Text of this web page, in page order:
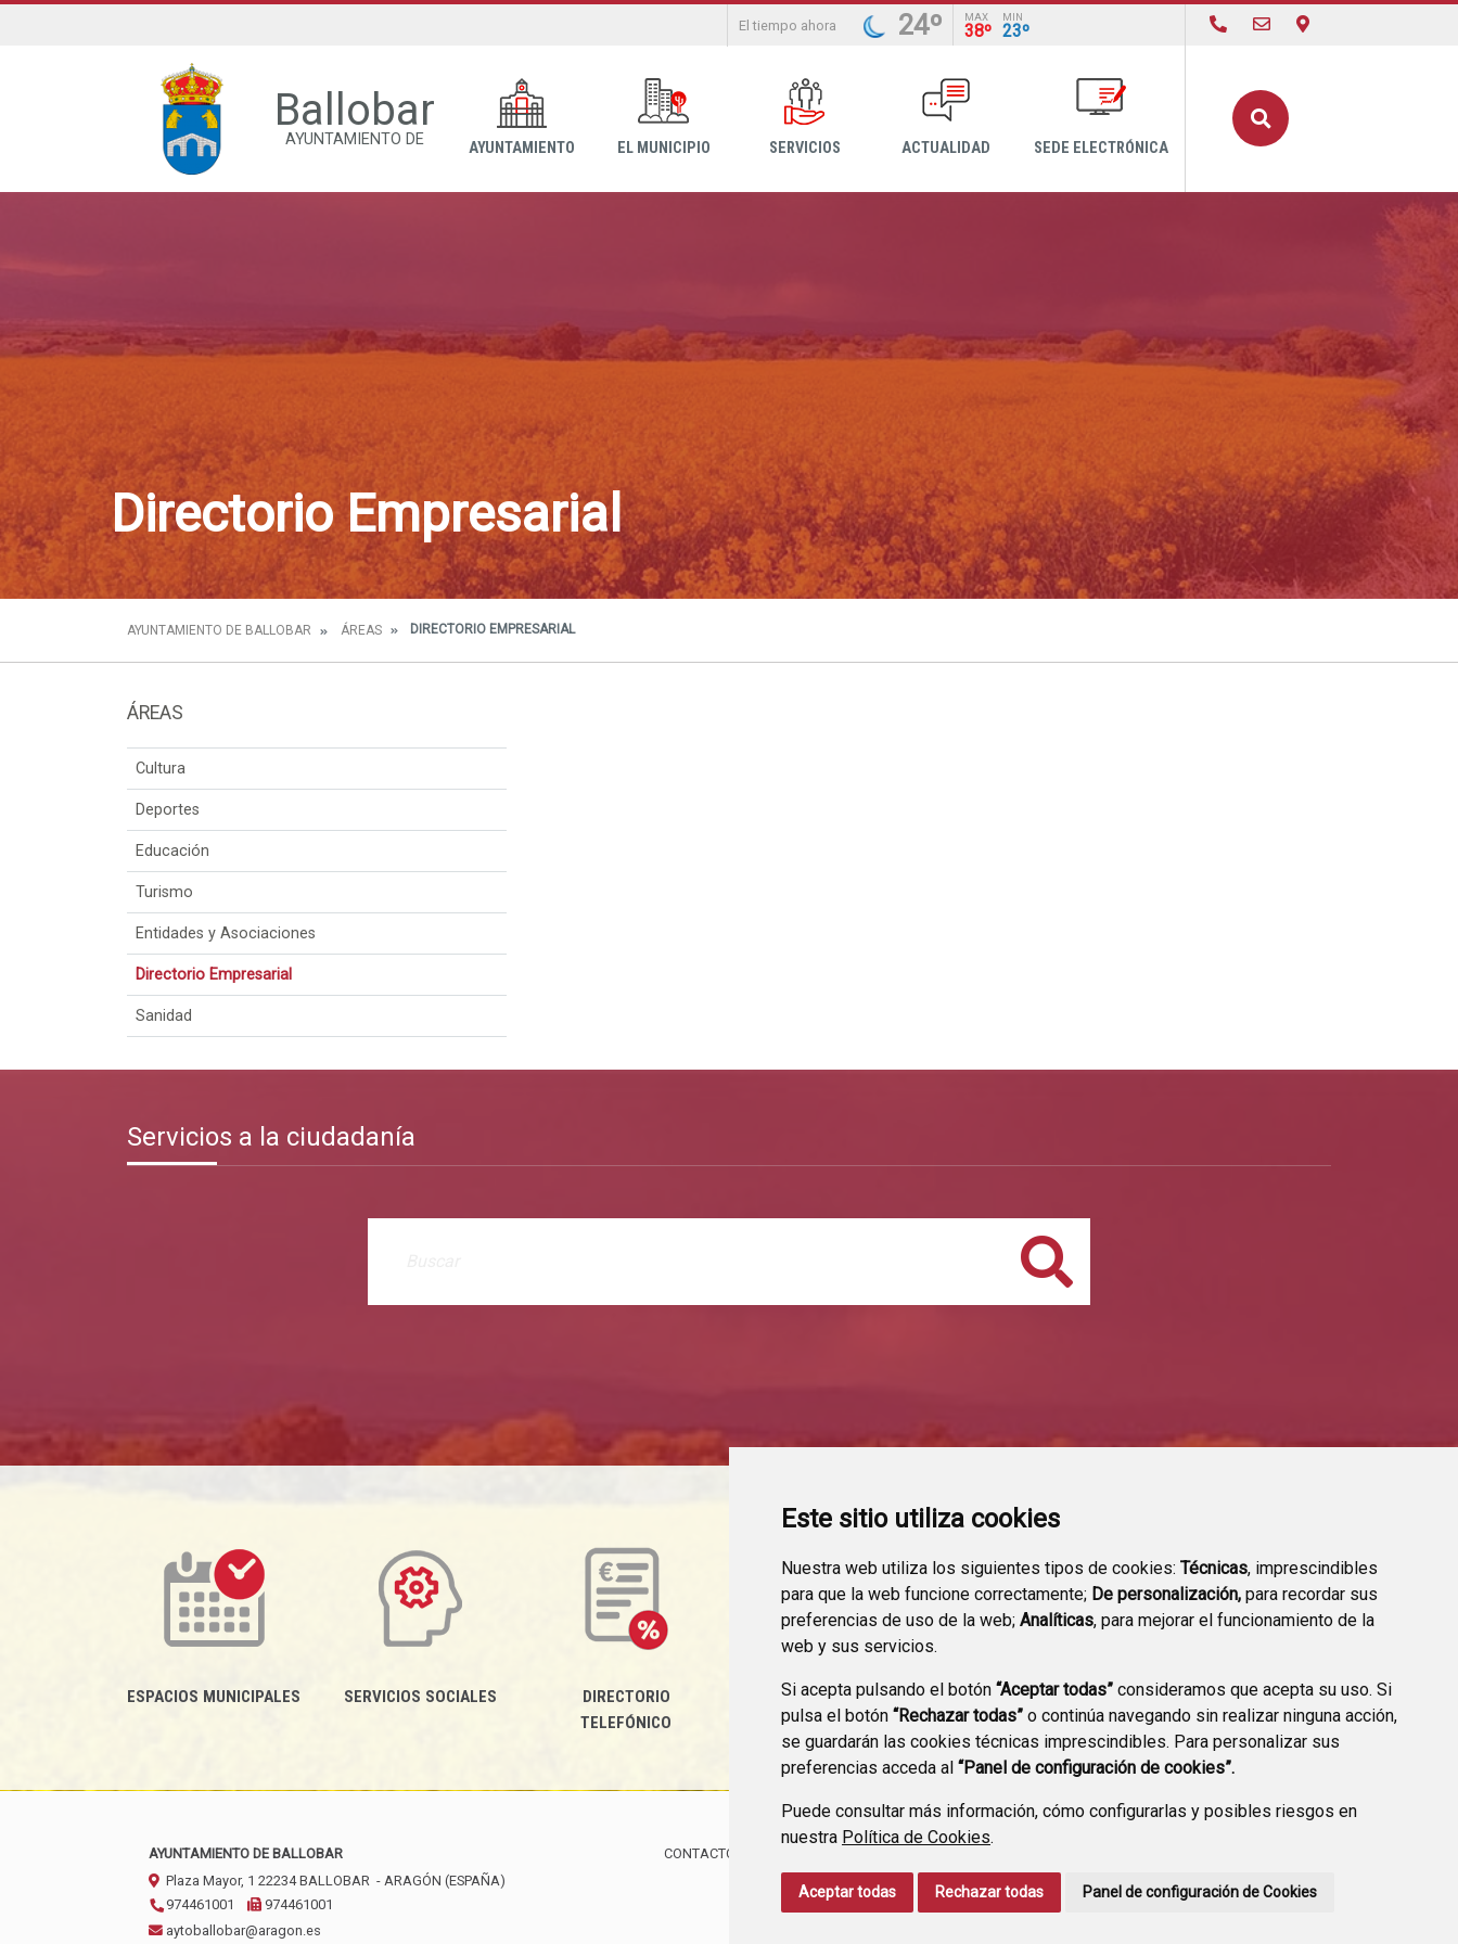
Este sitio utiliza cookies
Nuestra web utiliza los siguientes tipos de cookies: Técnicas, imprescindibles
para que la web funcione correctamente; De personalización, para recordar sus
preferencias de uso de la web; Analíticas, para mejorar el funcionamiento de la
web y sus servicios.
Si acepta pulsando el botón “Aceptar todas” consideramos que acepta su uso. Si
pulsa el botón “Rechazar todas” o continúa navegando sin realizar ninguna acción,
se guardarán las cookies técnicas imprescindibles. Para personalizar sus
preferencias acceda al “Panel de configuración de cookies”.
Puede consultar más información, cómo configurarlas y posibles riesgos en
nuestra Política de Cookies.
Aceptar todas Rechazar todas Panel de configuración de Cookies
El tiempo ahora 24º MAX
38º
MIN
23º
Ballobar
AYUNTAMIENTO DE AYUNTAMIENTO EL MUNICIPIO SERVICIOS ACTUALIDAD SEDE ELECTRÓNICA
Directorio Empresarial
AYUNTAMIENTO DE BALLOBAR ÁREAS DIRECTORIO EMPRESARIAL
ÁREAS
Cultura
Deportes
Educación
Turismo
Entidades y Asociaciones
Directorio Empresarial
Sanidad
Servicios a la ciudadanía
Buscar
ESPACIOS MUNICIPALES SERVICIOS SOCIALES
DIRECTORIO
TELEFÓNICO
PERFIL DEL
CONTRATANTE
TRANSPARENCIA FARMACIAS DE GUARDIA
AYUNTAMIENTO DE BALLOBAR
Plaza Mayor, 1 22234 BALLOBAR - ARAGÓN (ESPAÑA)
974461001
974461001
aytoballobar@aragon.es
CONTACTO